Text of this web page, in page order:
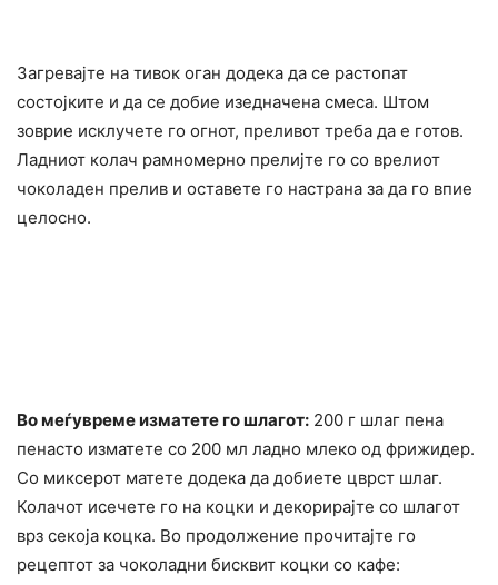
Загревајте на тивок оган додека да се растопат
состојките и да се добие изедначена смеса. Штом
зоврие исклучете го огнот, преливот треба да е готов.
Ладниот колач рамномерно прелијте го со врелиот
чоколаден прелив и оставете го настрана за да го впие
целосно.
Во меѓувреме изматете го шлагот: 200 г шлаг пена
пенасто изматете со 200 мл ладно млеко од фрижидер.
Со миксерот матете додека да добиете цврст шлаг.
Колачот исечете го на коцки и декорирајте со шлагот
врз секоја коцка. Во продолжение прочитајте го
рецептот за чоколадни бисквит коцки со кафе: